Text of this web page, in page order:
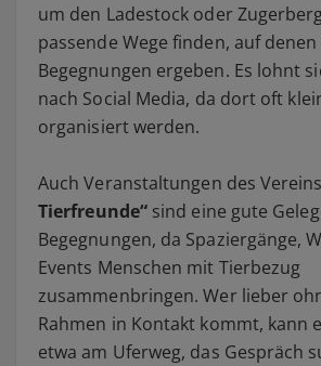
um den Ladestock oder
passende Wege finden, auf
Begegnungen ergeben. Es lohnt
nach Social Media, da dort oft
organisiert werden.
Auch Veranstaltungen des Vereins
Tierfreunde“sind eine gute
Begegnungen, da Spaziergänge,
Events Menschen mit Tierbezug
zusammenbringen. Wer lieber
Rahmen in Kontakt kommt, kann
etwa am Uferweg, das Gespräch